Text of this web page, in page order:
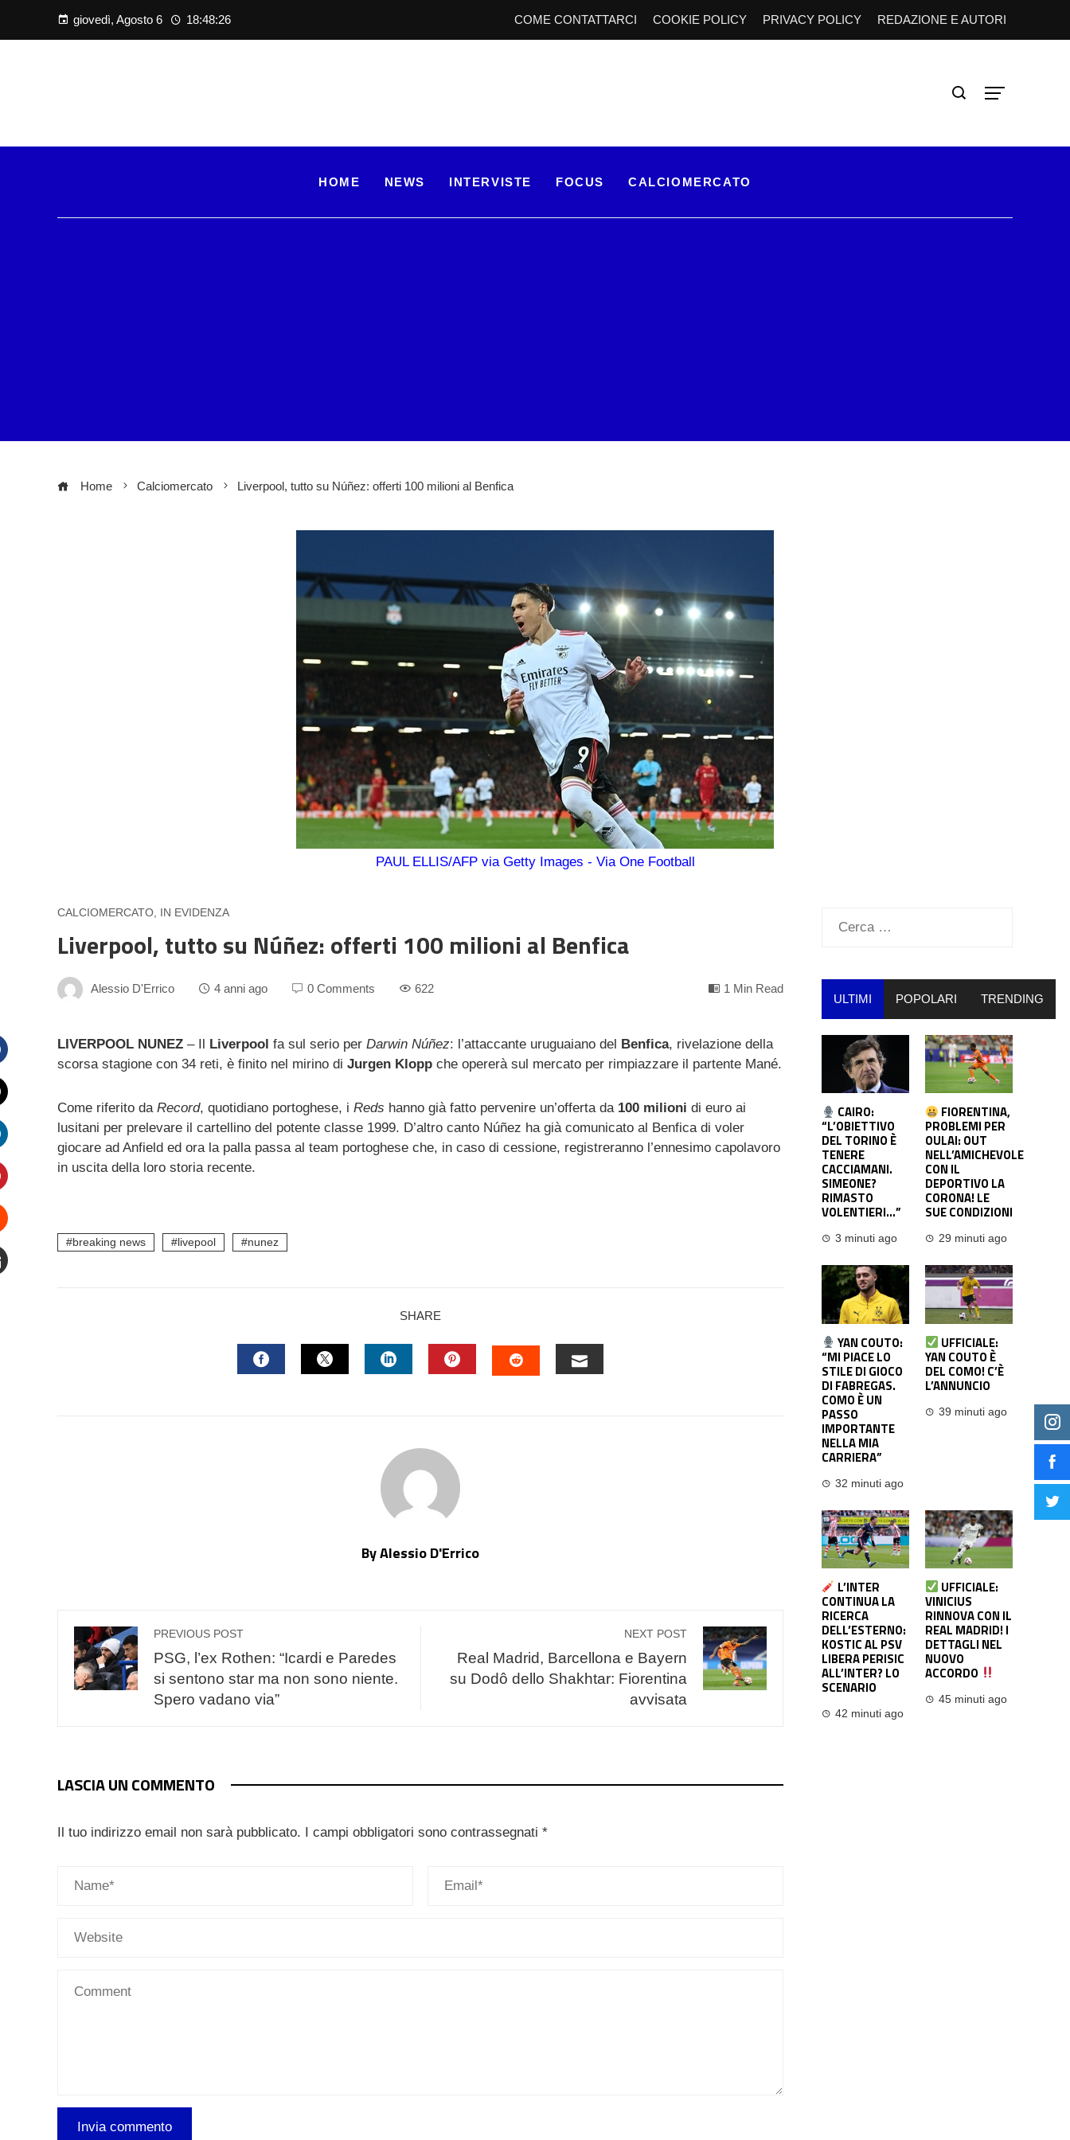
giovedì, Agosto 6 18:48:27 COME CONTATTARCI COOKIE POLICY PRIVACY POLICY REDAZIONE E AUTORI
HOME NEWS INTERVISTE FOCUS CALCIOMERCATO
Home Calciomercato Liverpool, tutto su Núñez: offerti 100 milioni al Benfica
PAUL ELLIS/AFP via Getty Images - Via One Football
CALCIOMERCATO, IN EVIDENZA
Liverpool, tutto su Núñez: offerti 100 milioni al Benfica
Alessio D'Errico 4 anni ago 0 Comments 622 1 Min Read
LIVERPOOL NUNEZ – Il Liverpool fa sul serio per Darwin Núñez: l’attaccante uruguaiano del Benfica, rivelazione della
scorsa stagione con 34 reti, è finito nel mirino di Jurgen Klopp che opererà sul mercato per rimpiazzare il partente Mané.
Come riferito da Record, quotidiano portoghese, i Reds hanno già fatto pervenire un’offerta da 100 milioni di euro ai
lusitani per prelevare il cartellino del potente classe 1999. D’altro canto Núñez ha già comunicato al Benfica di voler
giocare ad Anfield ed ora la palla passa al team portoghese che, in caso di cessione, registreranno l’ennesimo capolavoro
in uscita della loro storia recente.
breaking news livepool nunez
SHARE
By Alessio D'Errico
PREVIOUS POST
PSG, l’ex Rothen: “Icardi e Paredes
si sentono star ma non sono niente.
Spero vadano via”
NEXT POST
Real Madrid, Barcellona e Bayern
su Dodô dello Shakhtar: Fiorentina
avvisata
LASCIA UN COMMENTO
Il tuo indirizzo email non sarà pubblicato. I campi obbligatori sono contrassegnati *
Ricerca
ULTIMI POPOLARI TRENDING
CAIRO:
“L’OBIETTIVO
DEL TORINO È
TENERE
CACCIAMANI.
SIMEONE?
RIMASTO
VOLENTIERI…”
3 minuti ago
FIORENTINA,
PROBLEMI PER
OULAI: OUT
NELL’AMICHEVOLE
CON IL
DEPORTIVO LA
CORONA! LE
SUE CONDIZIONI
29 minuti ago
YAN COUTO:
“MI PIACE LO
STILE DI GIOCO
DI FABREGAS.
COMO È UN
PASSO
IMPORTANTE
NELLA MIA
CARRIERA”
32 minuti ago
UFFICIALE:
YAN COUTO È
DEL COMO! C’È
L’ANNUNCIO
39 minuti ago
L’INTER
CONTINUA LA
RICERCA
DELL’ESTERNO:
KOSTIC AL PSV
LIBERA PERISIC
ALL’INTER? LO
SCENARIO
42 minuti ago
UFFICIALE:
VINICIUS
RINNOVA CON IL
REAL MADRID! I
DETTAGLI NEL
NUOVO
ACCORDO
45 minuti ago